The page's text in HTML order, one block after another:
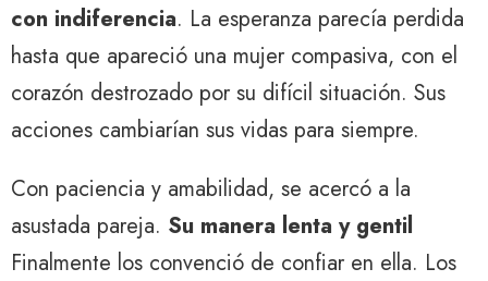
con indiferencia. La esperanza parecía perdida
hasta que apareció una mujer compasiva, con el
corazón destrozado por su difícil situación. Sus
acciones cambiarían sus vidas para siempre.
Con paciencia y amabilidad, se acercó a la
asustada pareja. Su manera lenta y gentil
Finalmente los convenció de confiar en ella. Los